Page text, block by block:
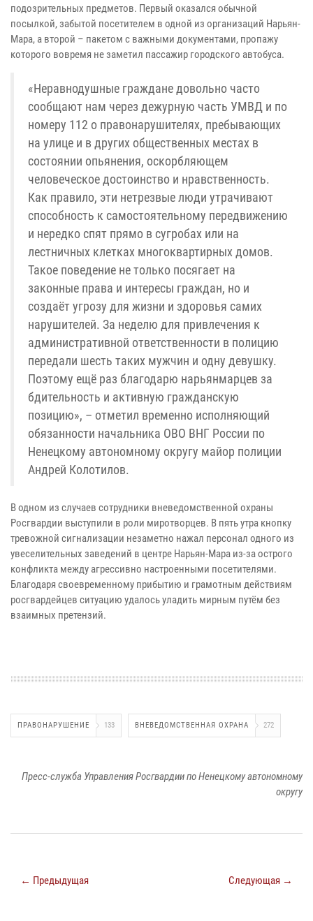
подозрительных предметов. Первый оказался обычной
посылкой, забытой посетителем в одной из организаций Нарьян-
Мара, а второй – пакетом с важными документами, пропажу
которого вовремя не заметил пассажир городского автобуса.
«Неравнодушные граждане довольно часто
сообщают нам через дежурную часть УМВД и по
номеру 112 о правонарушителях, пребывающих
на улице и в других общественных местах в
состоянии опьянения, оскорбляющем
человеческое достоинство и нравственность.
Как правило, эти нетрезвые люди утрачивают
способность к самостоятельному передвижению
и нередко спят прямо в сугробах или на
лестничных клетках многоквартирных домов.
Такое поведение не только посягает на
законные права и интересы граждан, но и
создаёт угрозу для жизни и здоровья самих
нарушителей. За неделю для привлечения к
административной ответственности в полицию
передали шесть таких мужчин и одну девушку.
Поэтому ещё раз благодарю нарьянмарцев за
бдительность и активную гражданскую
позицию», – отметил временно исполняющий
обязанности начальника ОВО ВНГ России по
Ненецкому автономному округу майор полиции
Андрей Колотилов.
В одном из случаев сотрудники вневедомственной охраны
Росгвардии выступили в роли миротворцев. В пять утра кнопку
тревожной сигнализации незаметно нажал персонал одного из
увеселительных заведений в центре Нарьян-Мара из-за острого
конфликта между агрессивно настроенными посетителями.
Благодаря своевременному прибытию и грамотным действиям
росгвардейцев ситуацию удалось уладить мирным путём без
взаимных претензий.
ПРАВОНАРУШЕНИЕ 133 ВНЕВЕДОМСТВЕННАЯ ОХРАНА 272
Пресс-служба Управления Росгвардии по Ненецкому автономному
округу
← Предыдущая Следующая →